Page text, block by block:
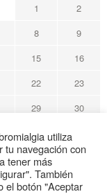
1
2
8
9
15
16
22
23
29
30
utiliza
tu navegación con
tener más
También
el botón "Aceptar